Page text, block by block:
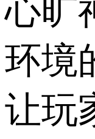
心旷
环境
让玩